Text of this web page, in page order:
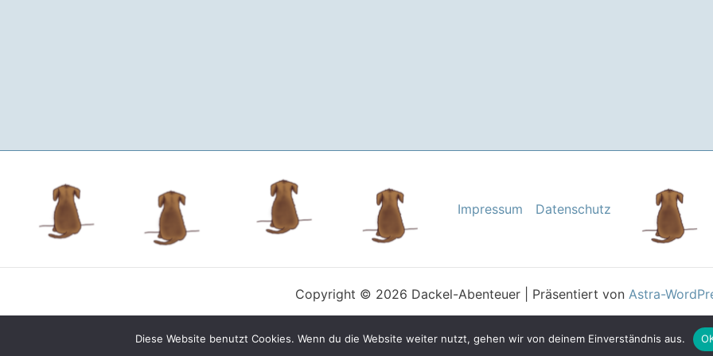
Impressum Datenschutz
Copyright © 2026 Dackel-Abenteuer | Präsentiert von Astra-
Diese Website benutzt Cookies. Wenn du die Website weiter nutzt, gehen wir von deinem Einverständnis aus.